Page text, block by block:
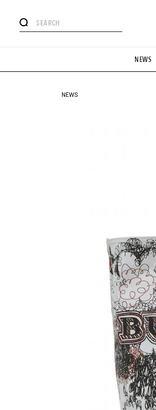
NEWS
#憧れの逸品
#GH 銘品の所以 #フイナムのYouTube
#HANDSOME HANDBOOK
NEWS